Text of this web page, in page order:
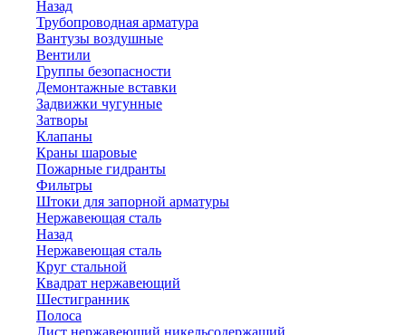
Назад
Трубопроводная арматура
Вантузы воздушные
Вентили
Группы безопасности
Демонтажные вставки
Задвижки чугунные
Затворы
Клапаны
Краны шаровые
Пожарные гидранты
Фильтры
Штоки для запорной арматуры
Нержавеющая сталь
Назад
Нержавеющая сталь
Круг стальной
Квадрат нержавеющий
Шестигранник
Полоса
Лист нержавеющий никельсодержащий